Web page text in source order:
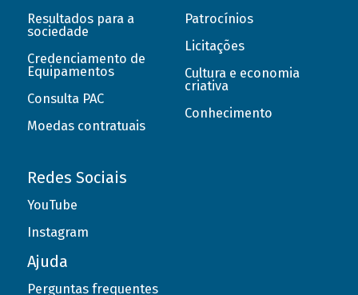
Resultados para a
sociedade
Credenciamento de
Equipamentos
Consulta PAC
Moedas contratuais
Patrocínios
Licitações
Cultura e economia
criativa
Conhecimento
Redes Sociais
YouTube
Instagram
Ajuda
Perguntas frequentes